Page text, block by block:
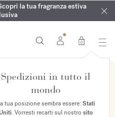
fragranza OUDvelvet moodnel
le fragranze e gli oli per il
al 9 agosto
la tua fragranza estiva
0
Spedizioni in tutto il
mondo
tua posizione sembra essere: Stati
Uniti. Vorresti recarti sul nostro sito